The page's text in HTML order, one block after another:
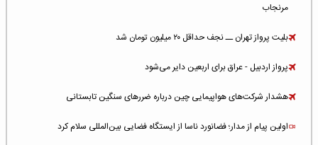
مرنجاب
بلیت پرواز تهران ــ نجف حداقل ۲۰ میلیون تومان شد
پرواز اردبیل - عراق برای اربعین دایر می‌شود
هشدار شرکت‌های هواپیمایی چین درباره ضررهای سنگین تابستانی
اولین پیام از مدار؛ فضانورد ناسا از ایستگاه فضایی بین‌المللی سلام کرد